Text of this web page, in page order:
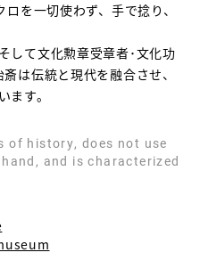
を一切使わず、手で捻り、
して文化勲章受章者･文化功
は伝統と現代を融合させ、
す。
of history, does not use
and is characterized